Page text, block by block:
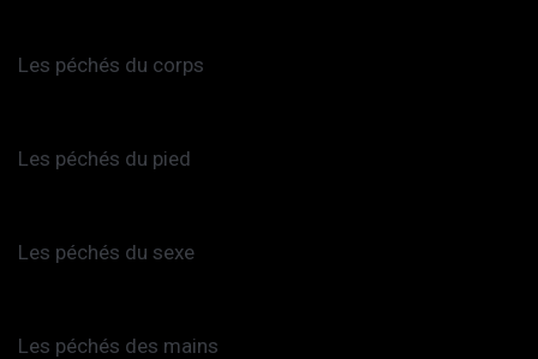
Les péchés du corps
Les péchés du pied
Les péchés du sexe
Les péchés des mains